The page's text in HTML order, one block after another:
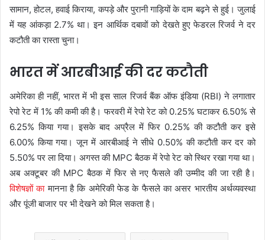
सामान, होटल, हवाई किराया, कपड़े और पुरानी गाड़ियों के दाम बढ़ने से हुई। जुलाई
में यह आंकड़ा 2.7% था। इन आर्थिक दबावों को देखते हुए फेडरल रिजर्व ने दर
कटौती का रास्ता चुना।
भारत में आरबीआई की दर कटौती
अमेरिका ही नहीं, भारत में भी इस साल रिजर्व बैंक ऑफ इंडिया (RBI) ने लगातार
रेपो रेट में 1% की कमी की है। फरवरी में रेपो रेट को 0.25% घटाकर 6.50% से
6.25% किया गया। इसके बाद अप्रैल में फिर 0.25% की कटौती कर इसे
6.00% किया गया। जून में आरबीआई ने सीधे 0.50% की कटौती कर दर को
5.50% पर ला दिया। अगस्त की MPC बैठक में रेपो रेट को स्थिर रखा गया था।
अब अक्टूबर की MPC बैठक में फिर से नए फैसले की उम्मीद की जा रही है।
विशेषज्ञों कामानना है कि अमेरिकी फेड के फैसले का असर भारतीय अर्थव्यवस्था
और पूंजी बाजार पर भी देखने को मिल सकता है।